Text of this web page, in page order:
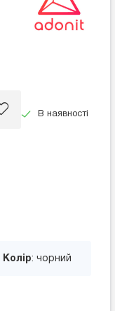
В наявності
Колір: чорний